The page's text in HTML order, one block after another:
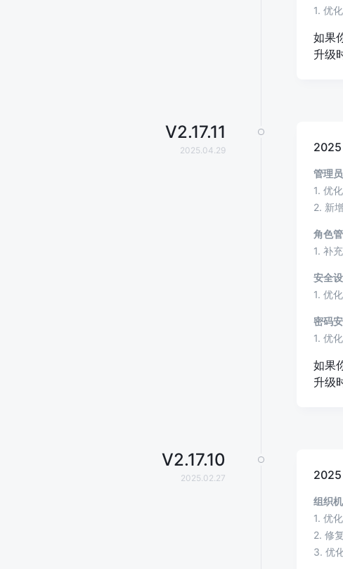
1. 优
如果
升级
V2.17.11
2025.04.29 2025
管理
1. 优
2. 新
角色
1. 补
安全
1. 优
密码
1. 优
如果
升级
V2.17.10
2025.02.27 2025
组织
1. 优
2. 修
3. 优